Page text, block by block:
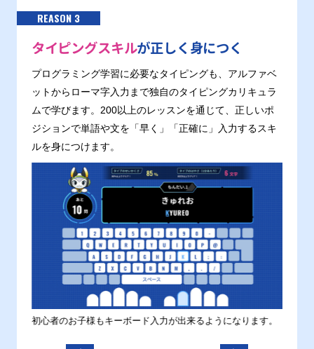
REASON 3
タイピングスキルが正しく身につく
プログラミング学習に必要なタイピングも、アルファベ
ットからローマ字入力まで独自のタイピングカリキュラ
ムで学びます。200以上のレッスンを通じて、正しいポ
ジションで単語や文を「早く」「正確に」入力するスキ
ルを身につけます。
初心者のお子様もキーボード入力が出来るようになります。